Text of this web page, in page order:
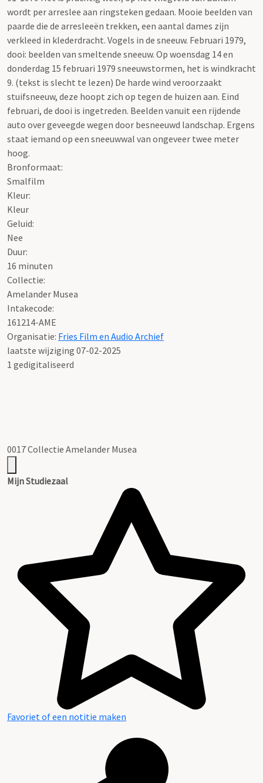
wordt per arreslee aan ringsteken gedaan. Mooie beelden van
paarde die de arresleeën trekken, een aantal dames zijn
verkleed in klederdracht. Vogels in de sneeuw. Februari 1979,
dooi: beelden van smeltende sneeuw. Op woensdag 14 en
donderdag 15 februari 1979 sneeuwstormen, het is windkracht
9. (tekst is slecht te lezen) De harde wind veroorzaakt
stuifsneeuw, deze hoopt zich op tegen de huizen aan. Eind
februari, de dooi is ingetreden. Beelden vanuit een rijdende
auto over geveegde wegen door besneeuwd landschap. Ergens
staat iemand op een sneeuwwal van ongeveer twee meter
hoog.
Bronformaat:
Smalfilm
Kleur:
Kleur
Geluid:
Nee
Duur:
16 minuten
Collectie:
Amelander Musea
Intakecode:
161214-AME
Organisatie: Fries Film en Audio Archief
laatste wijziging 07-02-2025
1 gedigitaliseerd
0017 Collectie Amelander Musea
Mijn Studiezaal
Favoriet of een notitie maken